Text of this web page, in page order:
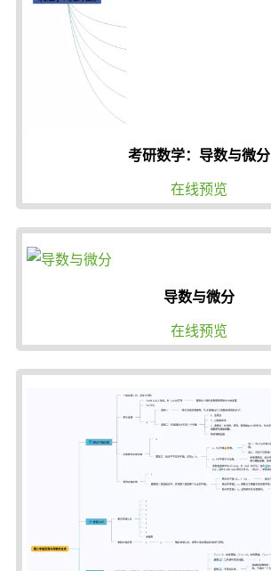
考研数学：导数与微分
在线预览
导数与微分
在线预览